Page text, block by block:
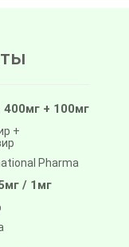
400мг + 100мг
+
Pharma
/ 1мг